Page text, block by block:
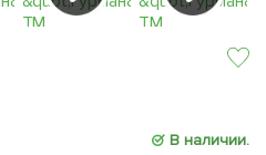
В наличии.